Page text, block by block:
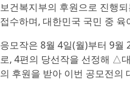
보건복지부의 후원으로 진행
접수하며, 대한민국 국민 중
응모작은 8월 4일(월)부터 9월
로, 4편의 당선작을 선정해 △
의 후원을 받아 이번 공모전의